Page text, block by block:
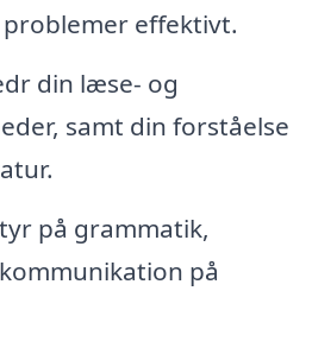
effektivt.
din læse- og
samt din forståelse
på grammatik,
på